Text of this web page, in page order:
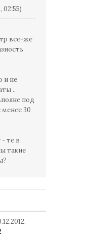
02:55)
все-же
и не
..
под
менее 30
- те в
такие